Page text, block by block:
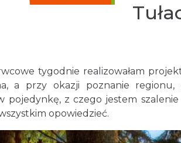
tygodnie realizowałam
a przy okazji poznanie
pojedynkę, z czego jestem
opowiedzieć.